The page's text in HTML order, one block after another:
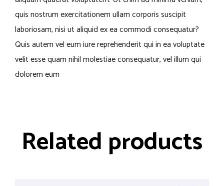
quis nostrum exercitationem ullam corporis suscipit
laboriosam, nisi ut aliquid ex ea commodi consequatur?
Quis autem vel eum iure reprehenderit qui in ea voluptate
velit esse quam nihil molestiae consequatur, vel illum qui
dolorem eum
Related products